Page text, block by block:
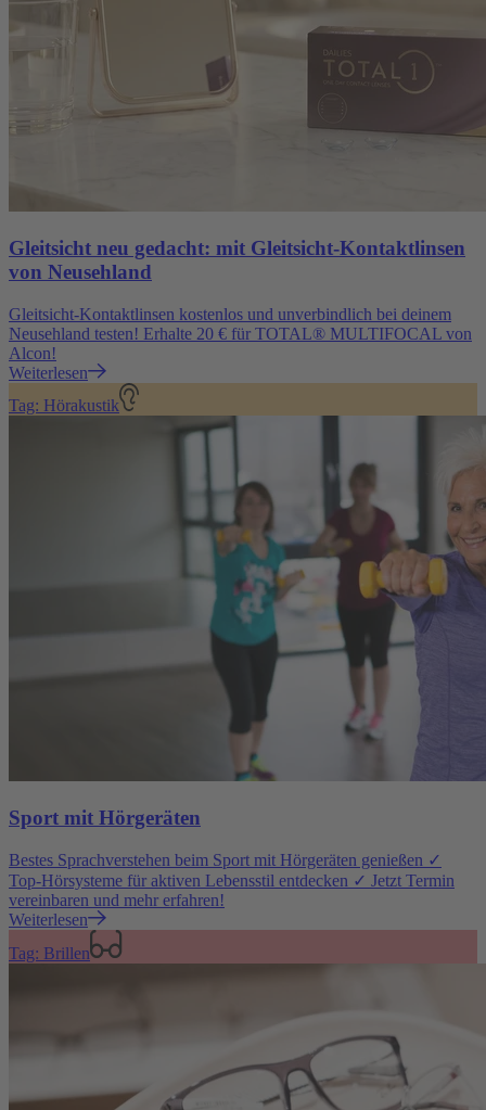
Gleitsicht neu gedacht: mit Gleitsicht-Kontaktlinsen
von Neusehland
Gleitsicht-Kontaktlinsen kostenlos und unverbindlich bei deinem
Neusehland testen! Erhalte 20 € für TOTAL® MULTIFOCAL von
Alcon!
Weiterlesen
Tag: Hörakustik
Sport mit Hörgeräten
Bestes Sprachverstehen beim Sport mit Hörgeräten genießen ✓
Top-Hörsysteme für aktiven Lebensstil entdecken ✓ Jetzt Termin
vereinbaren und mehr erfahren!
Weiterlesen
Tag: Brillen